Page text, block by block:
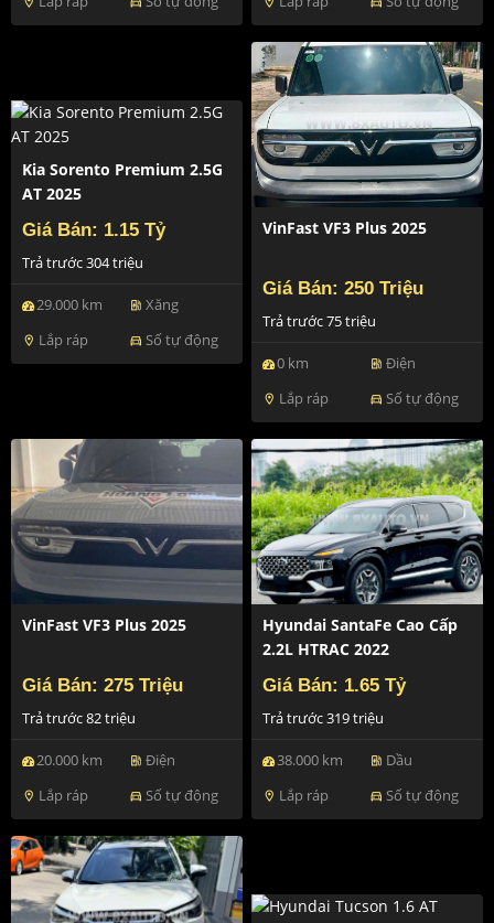
Kia Sorento Premium 2.5G
AT 2025
Giá Bán: 1.15 Tỷ
Trả trước 304 triệu
29.000 km ev_station Xăng
location_on Lắp ráp directions_car Số tự động
VinFast VF3 Plus 2025
Giá Bán: 250 Triệu
Trả trước 75 triệu
0 km ev_station Điện
location_on Lắp ráp directions_car Số tự động
VinFast VF3 Plus 2025
Giá Bán: 275 Triệu
Trả trước 82 triệu
20.000 km ev_station Điện
location_on Lắp ráp directions_car Số tự động
Hyundai SantaFe Cao Cấp
2.2L HTRAC 2022
Giá Bán: 1.65 Tỷ
Trả trước 319 triệu
38.000 km ev_station Dầu
location_on Lắp ráp directions_car Số tự động